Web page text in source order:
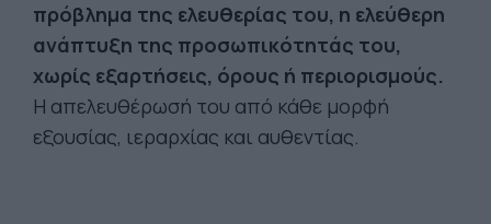
πρόβλημα της ελευθερίας του, η ελεύθερη
ανάπτυξη της προσωπικότητάς του,
χωρίς εξαρτήσεις, όρους ή περιορισμούς.
Η απελευθέρωσή του από κάθε μορφή
εξουσίας, ιεραρχίας και αυθεντίας.